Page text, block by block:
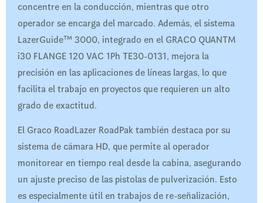
concentre en la conducción, mientras que otro
operador se encarga del marcado. Además, el sistema
LazerGuide™ 3000, integrado en el GRACO QUANTM
i30 FLANGE 120 VAC 1Ph TE30-0131, mejora la
precisión en las aplicaciones de líneas largas, lo que
facilita el trabajo en proyectos que requieren un alto
grado de exactitud.
El Graco RoadLazer RoadPak también destaca por su
sistema de cámara HD, que permite al operador
monitorear en tiempo real desde la cabina, asegurando
un ajuste preciso de las pistolas de pulverización. Esto
es especialmente útil en trabajos de re-señalización,